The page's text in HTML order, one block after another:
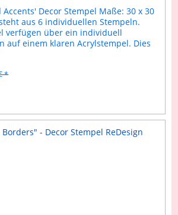
Accents' Decor Stempel Maße: 30 x 30
aus 6 individuellen Stempeln.
verfügen über ein individuell
auf einem klaren Acrylstempel. Dies
*